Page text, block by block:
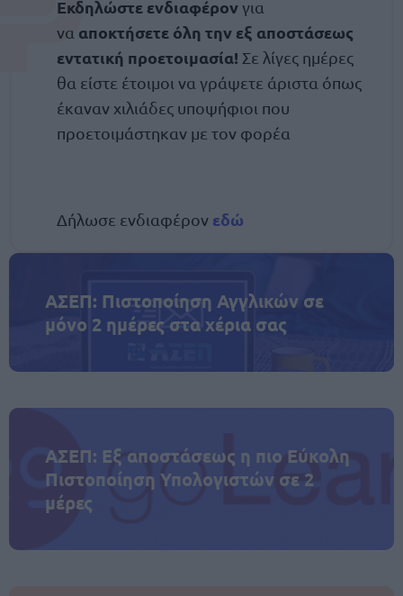
Εκδηλώστε ενδιαφέρονγια
να αποκτήσετε όλη την εξ αποστάσεως
εντατική προετοιμασία! Σε λίγες ημέρες
θα είστε έτοιμοι να γράψετε άριστα όπως
έκαναν χιλιάδες υποψήφιοι που
προετοιμάστηκαν με τον φορέα
Δήλωσε ενδιαφέρον εδώ
ΑΣΕΠ: Πιστοποίηση Αγγλικών σε
μόνο 2 ημέρες στα χέρια σας
ΑΣΕΠ: Εξ αποστάσεως η πιο Εύκολη
Πιστοποίηση Υπολογιστών σε 2
μέρες